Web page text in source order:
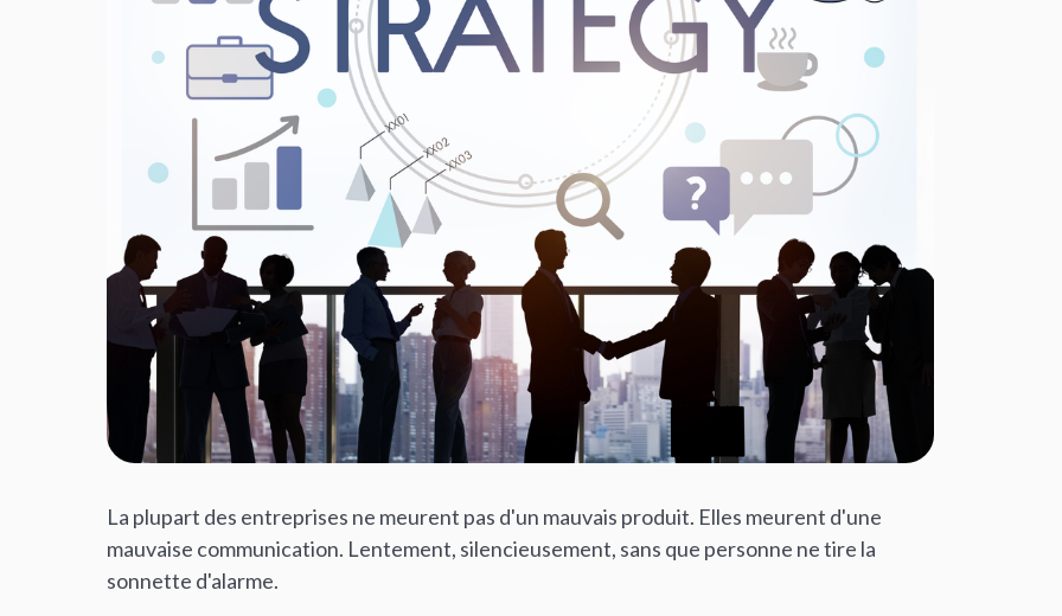
La plupart des entreprises ne meurent pas d'un mauvais produit. Elles meurent d'une
mauvaise communication. Lentement, silencieusement, sans que personne ne tire la
sonnette d'alarme.